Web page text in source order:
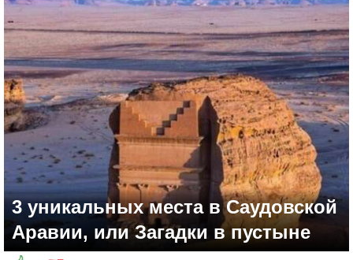
3 уникальных места в Саудовской
Аравии, или Загадки в пустыне